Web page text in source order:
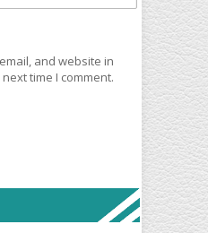
and website in
time I comment.